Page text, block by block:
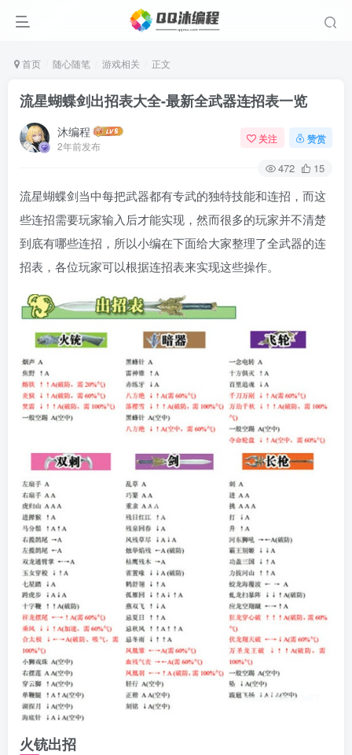
首页 随心随笔 游戏相关 正文
流星蝴蝶剑出招表大全-最新全武器连招表一览
沐编程
2年前发布
关注 赞赏
472 15
流星蝴蝶剑当中每把武器都有专武的独特技能和连招，而这
些连招需要玩家输入后才能实现，然而很多的玩家并不清楚
到底有哪些连招，所以小编在下面给大家整理了全武器的连
招表，各位玩家可以根据连招表来实现这些操作。
火铳出招